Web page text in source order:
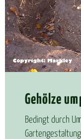
Ge­höl­ze
Bedingt durch